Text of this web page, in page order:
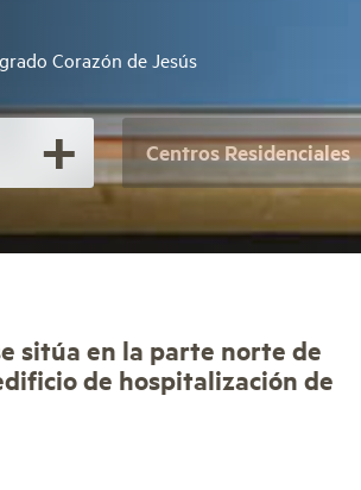
Corazón de Jesús
Centros Residenciales
sitúa en la parte norte de
de hospitalización de